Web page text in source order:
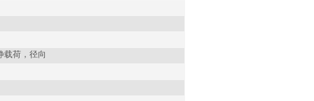
载荷，径向